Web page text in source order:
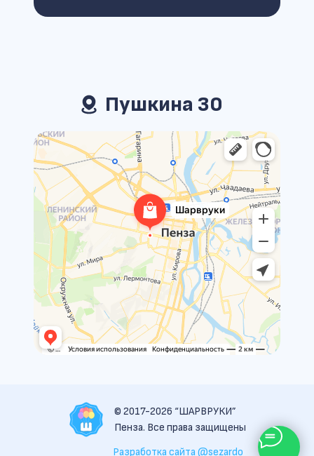
Пушкина 30
© 2017-2026 “ШАРВРУКИ”
Пенза. Все права защищены
Разработка сайта @sezardo